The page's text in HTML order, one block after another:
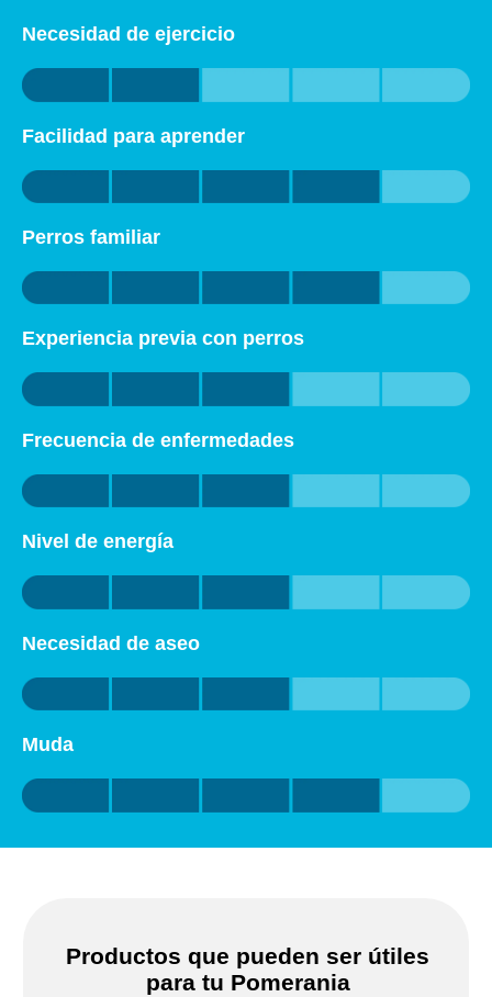
Necesidad de ejercicio
Facilidad para aprender
Perros familiar
Experiencia previa con perros
Frecuencia de enfermedades
Nivel de energía
Necesidad de aseo
Muda
Productos que pueden ser útiles
para tu Pomerania